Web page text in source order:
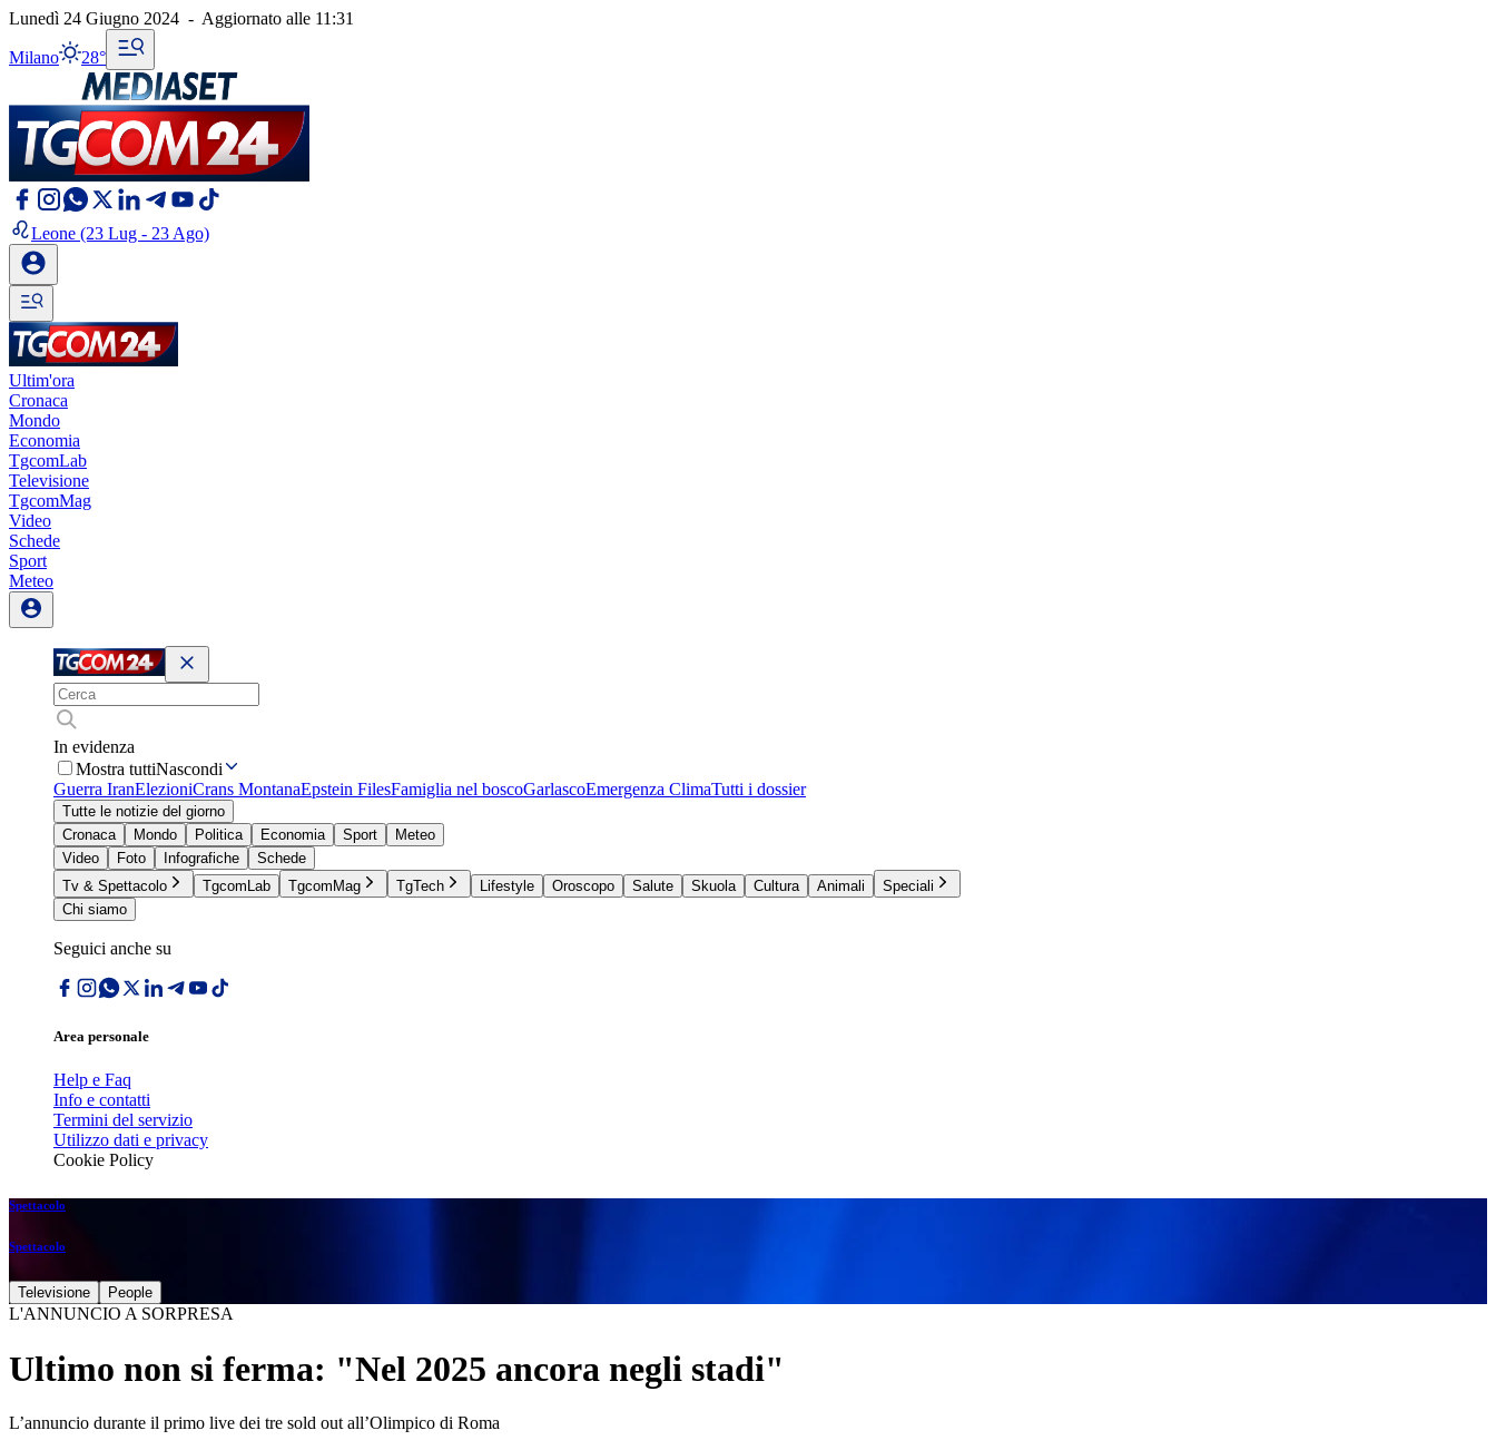
Lunedì 24 Giugno 2024 - Aggiornato alle 11:31
Milano 28°
Leone (23 Lug - 23 Ago)
Ultim'ora
Cronaca
Mondo
Economia
TgcomLab
Televisione
TgcomMag
Video
Schede
Sport
Meteo
In evidenza
Mostra tuttiNascondi
Guerra IranElezioniCrans MontanaEpstein FilesFamiglia nel boscoGarlascoEmergenza ClimaTutti i dossier
Tutte le notizie del giorno
Cronaca
Mondo Politica Economia Sport
Meteo
Video
Foto Infografiche
Schede
Tv & Spettacolo
TgcomLab TgcomMag TgTech Lifestyle Oroscopo Salute Skuola Cultura Animali
Speciali
Chi siamo
Seguici anche su
Area personale
Help e Faq
Info e contatti
Termini del servizio
Utilizzo dati e privacy
Cookie Policy
Spettacolo
Spettacolo
Televisione People
L'ANNUNCIO A SORPRESA
Ultimo non si ferma: "Nel 2025 ancora negli stadi"
L’annuncio durante il primo live dei tre sold out all’Olimpico di Roma